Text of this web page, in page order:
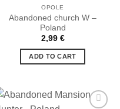
Ajouter
OPOLE
Abandoned church W –
Poland
2,99 €
ADD TO CART